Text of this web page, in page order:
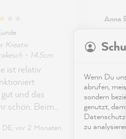
Kreativ
- 14.5cm
ist relativ
und das
schön. Beim
Pinsel und
DE, vor 2 Monaten
Anna
So
Wenn Du
abrufen,
sondern
genutzt,
zu